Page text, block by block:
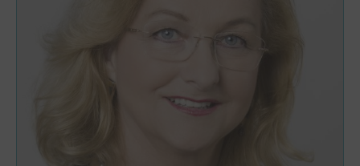
Maria Fekter
Benita Ferrero-Waldner
Parlamentarische Pionierinnen